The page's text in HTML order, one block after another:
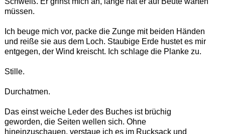
müssen.
Ich beuge mich vor, packe die Zunge mit beiden Händen
und reiße sie aus dem Loch. Staubige Erde hustet es mir
entgegen, der Wind kreischt. Ich schlage die Planke zu.
Stille.
Durchatmen.
Das einst weiche Leder des Buches ist brüchig
geworden, die Seiten wellen sich. Ohne
hineinzuschauen, verstaue ich es im Rucksack und